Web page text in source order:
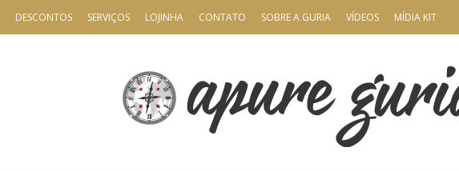
DESCONTOS SERVIÇOS LOJINHA CONTATO SOBRE A GURIA VÍDEOS MÍDIA KIT